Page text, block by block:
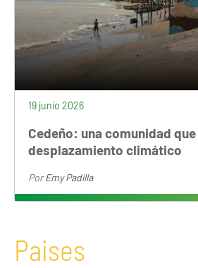
19 junio 2026
Cedeño: una comunidad
desplazamiento climático
PorEmy Padilla
Paises